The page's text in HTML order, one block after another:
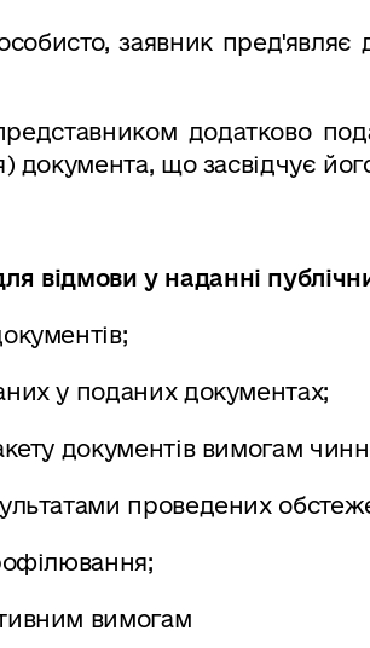
заявник пред'являє
додатково
документа, що засвідчує
відмови у наданні
у поданих документах;
документів вимогам
проведених
вимогам